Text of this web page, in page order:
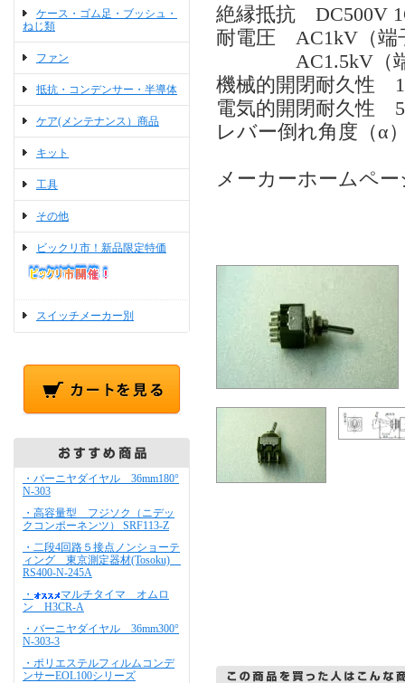
ケース・ゴム足・ブッシュ・
ねじ類
ファン
抵抗・コンデンサー・半導体
ケア(メンテナンス）商品
キット
工具
その他
ビックリ市！新品限定特価
スイッチメーカー別
・バーニヤダイヤル 36mm180°
N-303
・高容量型 フジソク（ニデッ
クコンポーネンツ） SRF113-Z
・二段4回路５接点ノンショーテ
ィング 東京測定器材(Tosoku)
RS400-N-245A
・
マルチタイマ オムロ
ン H3CR-A
・バーニヤダイヤル 36mm300°
N-303-3
・ポリエステルフィルムコンデ
ンサーEOL100シリーズ
絶縁抵抗 DC500V
耐電圧 AC1kV（端
AC1.5kV（端子
機械的開閉耐久性
電気的開閉耐久性
レバー倒れ角度（α
メーカーホームペ